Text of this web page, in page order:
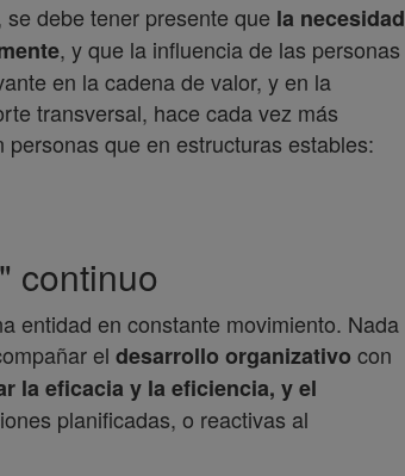
debe tener presente que la necesidad
, y que la influencia de las personas
en la cadena de valor, y en la
transversal, hace cada vez más
personas que en estructuras estables:
continuo
entidad en constante movimiento. Nada
el desarrollo organizativo con
la eficacia y la eficiencia, y el
planificadas, o reactivas al